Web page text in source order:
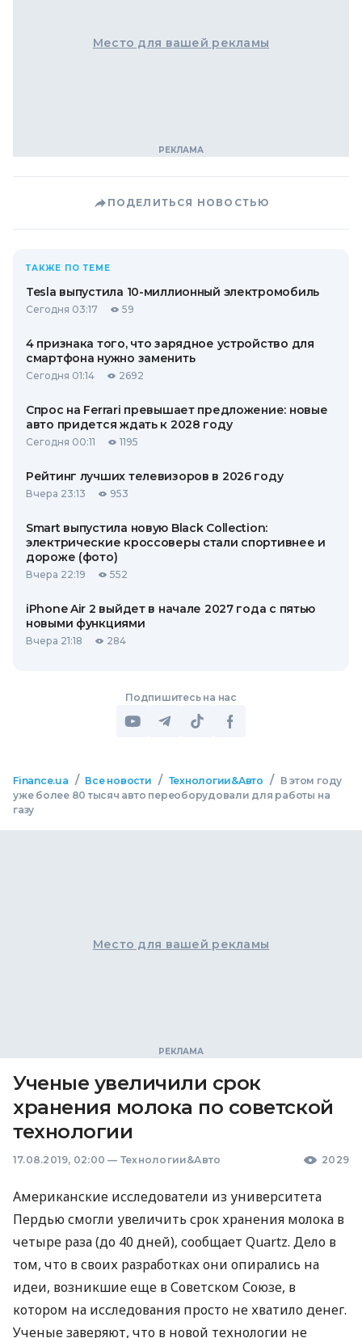
Место для вашей рекламы
ПОДЕЛИТЬСЯ НОВОСТЬЮ
ТАКЖЕ ПО ТЕМЕ
Tesla выпустила 10-миллионный электромобиль
Сегодня 03:17 59
4 признака того, что зарядное устройство для
смартфона нужно заменить
Сегодня 01:14 2692
Спрос на Ferrari превышает предложение: новые
авто придется ждать к 2028 году
Сегодня 00:11 1195
Рейтинг лучших телевизоров в 2026 году
Вчера 23:13 953
Smart выпустила новую Black Collection:
электрические кроссоверы стали спортивнее и
дороже (фото)
Вчера 22:19 552
iPhone Air 2 выйдет в начале 2027 года с пятью
новыми функциями
Вчера 21:18 284
Подпишитесь на нас
Finance.ua / Все новости / Технологии&Авто /
В этом году
уже более 80 тысяч авто переоборудовали для работы на
газу
Место для вашей рекламы
Ученые увеличили срок
хранения молока по советской
технологии
17.08.2019, 02:00 — Технологии&Авто 2029
Американские исследователи из университета
Пердью смогли увеличить срок хранения молока в
четыре раза (до 40 дней), сообщает Quartz. Дело в
том, что в своих разработках они опирались на
идеи, возникшие еще в Советском Союзе, в
котором на исследования просто не хватило денег.
Ученые заверяют, что в новой технологии не